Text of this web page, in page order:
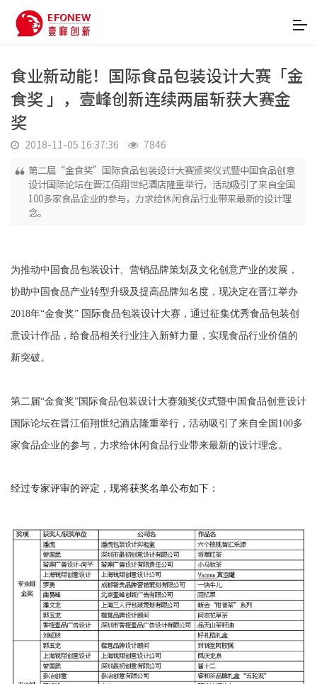
食业新动能！国际食品包装设计大赛「金
食奖 」，壹峰创新连续两届斩获大赛金
奖
2018-11-05 16:37:36 7846
第二届“金食奖”国际食品包装设计大赛颁奖仪式暨中国食品创意
设计国际论坛在晋江佰翔世纪酒店隆重举行，活动吸引了来自全国
100多家食品企业的参与，力求给休闲食品行业带来最新的设计理
念。
为推动中国食品包装设计、营销品牌策划及文化创意产业的发展，
协助中国食品产业转型升级及提高品牌知名度，现决定在晋江举办
2018年“金食奖” 国际食品包装设计大赛，通过征集优秀食品包装创
意设计作品，给食品相关行业注入新鲜力量，实现食品行业价值的
新突破。
第二届“金食奖”国际食品包装设计大赛颁奖仪式暨中国食品创意设计
国际论坛在晋江佰翔世纪酒店隆重举行，活动吸引了来自全国100多
家食品企业的参与， 力求给休闲食品行业带来最新的设计理念。
经过专家评审的评定，现将获奖名单公布如下：